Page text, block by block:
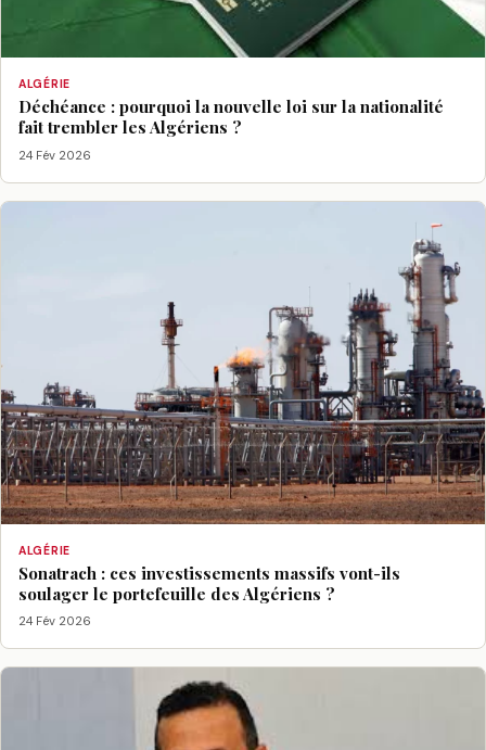
ALGÉRIE
Déchéance : pourquoi la nouvelle loi sur la nationalité
fait trembler les Algériens ?
24 Fév 2026
ALGÉRIE
Sonatrach : ces investissements massifs vont-ils
soulager le portefeuille des Algériens ?
24 Fév 2026